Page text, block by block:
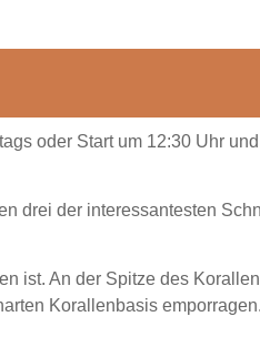
oder Start um 12:30 Uhr
drei der interessantesten
ist. An der Spitze des
Korallenbasis emporragen.